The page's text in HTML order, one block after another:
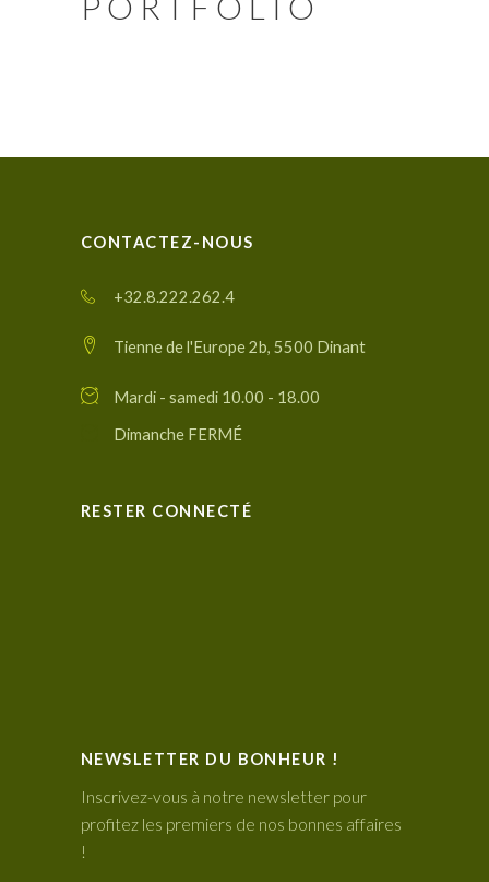
CONTACTEZ-NOUS
+32.8.222.262.4
Tienne de l'Europe 2b, 5500 Dinant
Mardi - samedi 10.00 - 18.00
Dimanche FERMÉ
RESTER CONNECTÉ
NEWSLETTER DU BONHEUR !
Inscrivez-vous à notre newsletter pour
profitez les premiers de nos bonnes affaires
!